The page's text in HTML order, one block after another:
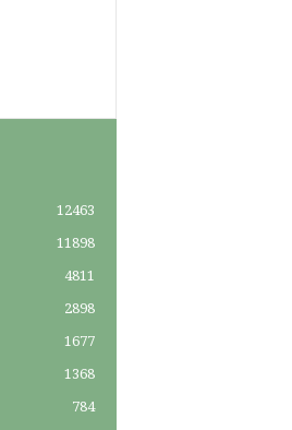
12463
11898
4811
2898
1677
1368
784